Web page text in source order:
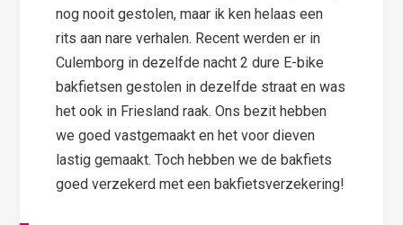
nog nooit gestolen, maar ik ken helaas een
rits aan nare verhalen. Recent werden er in
Culemborg in dezelfde nacht 2 dure E-bike
bakfietsen gestolen in dezelfde straat en was
het ook in Friesland raak. Ons bezit hebben
we goed vastgemaakt en het voor dieven
lastig gemaakt. Toch hebben we de bakfiets
goed verzekerd met een bakfietsverzekering!